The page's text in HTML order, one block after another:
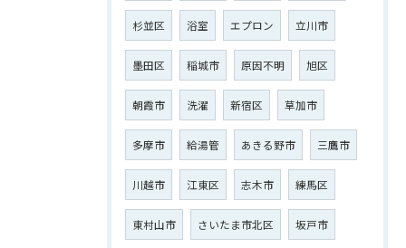
杉並区 浴室 エプロン 立川市
墨田区 稲城市 原因不明 旭区
朝霞市 洗濯 新宿区 草加市
多摩市 給湯管 あきる野市 三鷹市
川越市 江東区 志木市 練馬区
東村山市 さいたま市北区 坂戸市